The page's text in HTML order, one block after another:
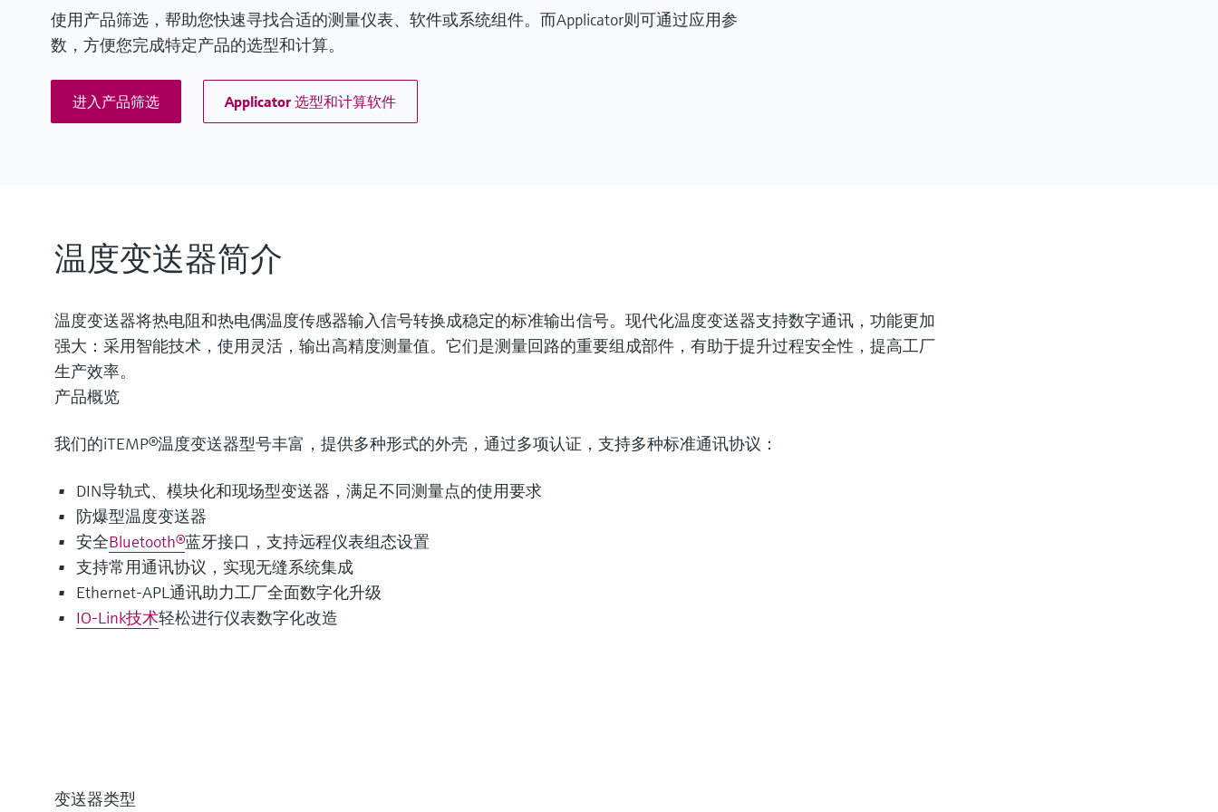
使用产品筛选，帮助您快速寻找合适的测量仪表、软件或系统组件。而Applicator则可通过应用参
数，方便您完成特定产品的选型和计算。
进入产品筛选 Applicator 选型和计算软件
温度变送器简介
温度变送器将热电阻和热电偶温度传感器输入信号转换成稳定的标准输出信号。现代化温度变送器支持数字通讯，功能更加
强大：采用智能技术，使用灵活，输出高精度测量值。它们是测量回路的重要组成部件，有助于提升过程安全性，提高工厂
生产效率。
产品概览
我们的iTEMP®温度变送器型号丰富，提供多种形式的外壳，通过多项认证，支持多种标准通讯协议：
DIN导轨式、模块化和现场型变送器，满足不同测量点的使用要求
防爆型温度变送器
安全Bluetooth®蓝牙接口，支持远程仪表组态设置
支持常用通讯协议，实现无缝系统集成
Ethernet-APL通讯助力工厂全面数字化升级
IO-Link技术轻松进行仪表数字化改造
变送器类型